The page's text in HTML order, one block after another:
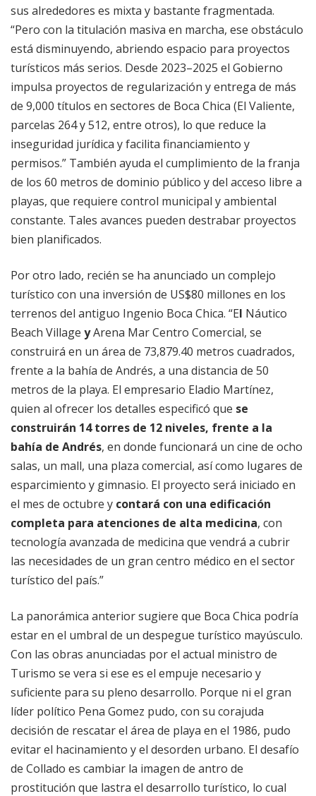
sus alrededores es mixta y bastante fragmentada.
“Pero con la titulación masiva en marcha, ese obstáculo
está disminuyendo, abriendo espacio para proyectos
turísticos más serios. Desde 2023–2025 el Gobierno
impulsa proyectos de regularización y entrega de más
de 9,000 títulos en sectores de Boca Chica (El Valiente,
parcelas 264 y 512, entre otros), lo que reduce la
inseguridad jurídica y facilita financiamiento y
permisos.” También ayuda el cumplimiento de la franja
de los 60 metros de dominio público y del acceso libre a
playas, que requiere control municipal y ambiental
constante. Tales avances pueden destrabar proyectos
bien planificados.
Por otro lado, recién se ha anunciado un complejo
turístico con una inversión de US$80 millones en los
terrenos del antiguo Ingenio Boca Chica. “El Náutico
Beach Village yArena Mar Centro Comercial, se
construirá en un área de 73,879.40 metros cuadrados,
frente a la bahía de Andrés, a una distancia de 50
metros de la playa. El empresario Eladio Martínez,
quien al ofrecer los detalles especificó que se
construirán 14 torres de 12 niveles, frente a la
bahía de Andrés, en donde funcionará un cine de ocho
salas, un mall, una plaza comercial, así como lugares de
esparcimiento y gimnasio. El proyecto será iniciado en
el mes de octubre y contará con una edificación
completa para atenciones de alta medicina, con
tecnología avanzada de medicina que vendrá a cubrir
las necesidades de un gran centro médico en el sector
turístico del país.”
La panorámica anterior sugiere que Boca Chica podría
estar en el umbral de un despegue turístico mayúsculo.
Con las obras anunciadas por el actual ministro de
Turismo se vera si ese es el empuje necesario y
suficiente para su pleno desarrollo. Porque ni el gran
líder político Pena Gomez pudo, con su corajuda
decisión de rescatar el área de playa en el 1986, pudo
evitar el hacinamiento y el desorden urbano. El desafío
de Collado es cambiar la imagen de antro de
prostitución que lastra el desarrollo turístico, lo cual